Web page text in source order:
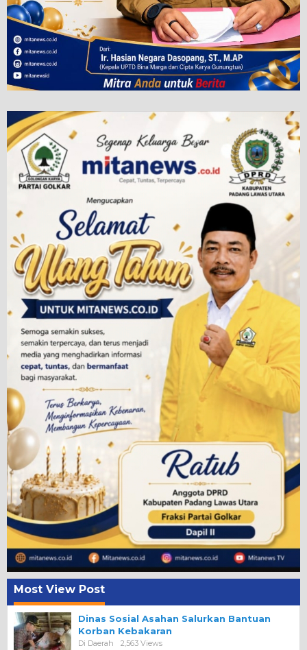
Most View Post
Dinas Sosial Asahan Salurkan Bantuan
Korban Kebakaran
Di Daerah 2,563 Views